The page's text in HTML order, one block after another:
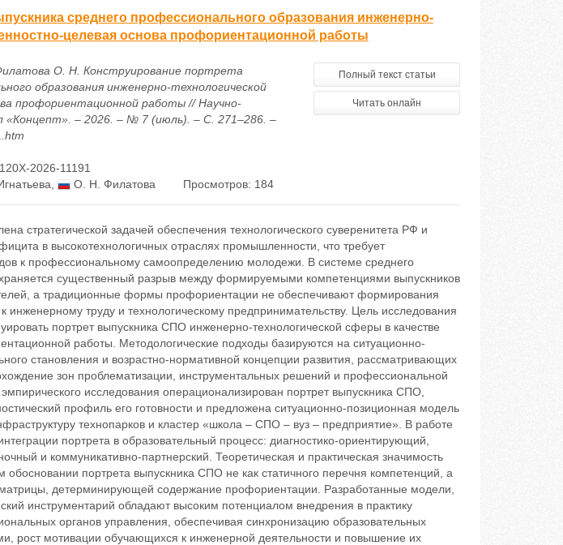
среднего профессионального образования инженерно-
целевая основа профориентационной работы
О. Н. Конструирование портрета
образования инженерно-технологической
профориентационной работы // Научно-
«Концепт». – 2026. – № 7 (июль). – С. 271–286. –
Полный текст статьи
Читать онлайн
2026-11191
О. Н. Филатова Просмотров: 184
стратегической задачей обеспечения технологического суверенитета РФ и
в высокотехнологичных отраслях промышленности, что требует
к профессиональному самоопределению молодежи. В системе среднего
существенный разрыв между формируемыми компетенциями выпускников
а традиционные формы профориентации не обеспечивают формирования
инженерному труду и технологическому предпринимательству. Цель исследования
портрет выпускника СПО инженерно-технологической сферы в качестве
работы. Методологические подходы базируются на ситуационно-
становления и возрастно-нормативной концепции развития, рассматривающих
зон проблематизации, инструментальных решений и профессиональной
исследования операционализирован портрет выпускника СПО,
профиль его готовности и предложена ситуационно-позиционная модель
технопарков и кластер «школа – СПО – вуз – предприятие». В работе
портрета в образовательный процесс: диагностико-ориентирующий,
и коммуникативно-партнерский. Теоретическая и практическая значимость
обосновании портрета выпускника СПО не как статичного перечня компетенций, а
детерминирующей содержание профориентации. Разработанные модели,
инструментарий обладают высоким потенциалом внедрения в практику
органов управления, обеспечивая синхронизацию образовательных
рост мотивации обучающихся к инженерной деятельности и повышение их